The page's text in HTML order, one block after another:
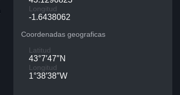
Longitud
-1.6438062
Coordenadas geograficas
Latitud
43°7′47″N
Longitud
1°38′38″W